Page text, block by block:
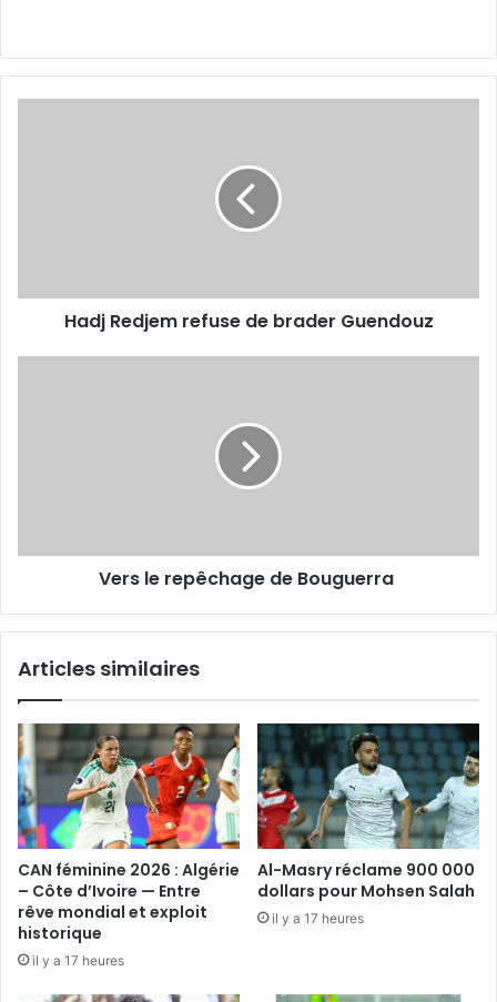
Hadj Redjem refuse de brader Guendouz
Vers le repêchage de Bouguerra
Articles similaires
CAN féminine 2026 : Algérie
– Côte d’Ivoire — Entre
rêve mondial et exploit
historique
il y a 17 heures
Al-Masry réclame 900 000
dollars pour Mohsen Salah
il y a 17 heures